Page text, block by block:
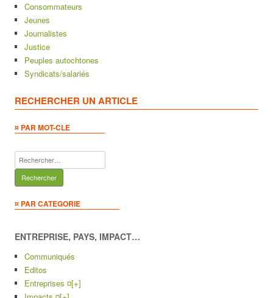
Consommateurs
Jeunes
Journalistes
Justice
Peuples autochtones
Syndicats/salariés
RECHERCHER UN ARTICLE
¤ PAR MOT-CLE
Rechercher :
¤ PAR CATEGORIE
ENTREPRISE, PAYS, IMPACT…
Communiqués
Editos
Entreprises ¤[+]